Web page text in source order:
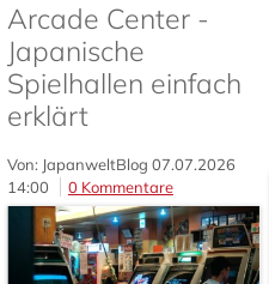
Arcade Center -
Japanische
Spielhallen einfach
erklärt
Von: JapanweltBlog 07.07.2026
14:00
0 Kommentare